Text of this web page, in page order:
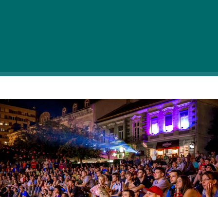
Miskolc így sem marad filmes esemény nélkül!